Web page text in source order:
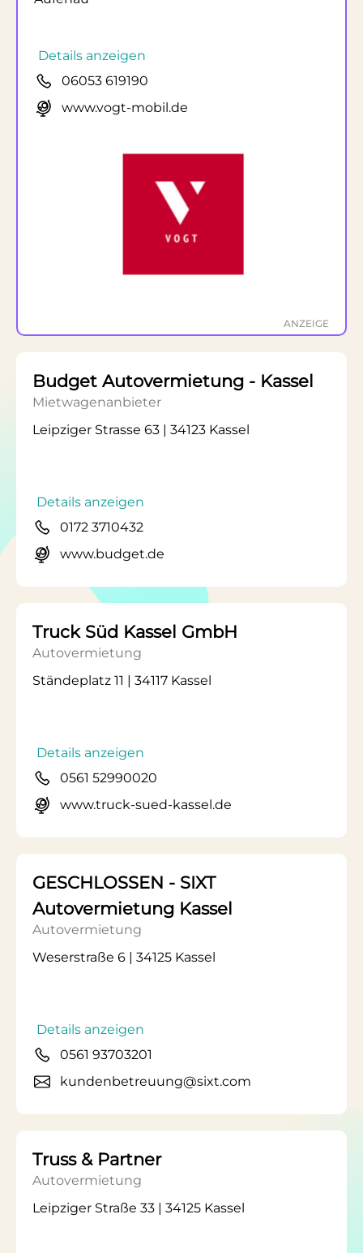
Details anzeigen
06053 619190
www.vogt-mobil.de
ANZEIGE
Budget Autovermietung - Kassel
Mietwagenanbieter
Leipziger Strasse 63 | 34123 Kassel
Details anzeigen
0172 3710432
www.budget.de
Truck Süd Kassel GmbH
Autovermietung
Ständeplatz 11 | 34117 Kassel
Details anzeigen
0561 52990020
www.truck-sued-kassel.de
GESCHLOSSEN - SIXT
Autovermietung Kassel
Autovermietung
Weserstraße 6 | 34125 Kassel
Details anzeigen
0561 93703201
kundenbetreuung@sixt.com
Truss & Partner
Autovermietung
Leipziger Straße 33 | 34125 Kassel